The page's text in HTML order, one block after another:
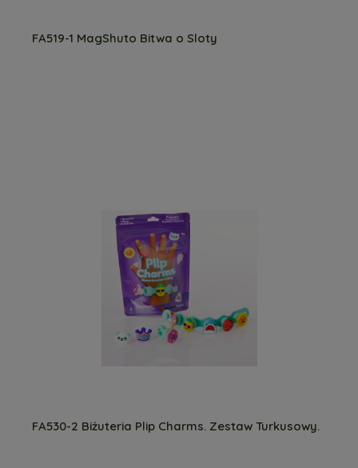
FA519-1 MagShuto Bitwa o Sloty
FA530-2 Biżuteria Plip Charms. Zestaw Turkusowy.